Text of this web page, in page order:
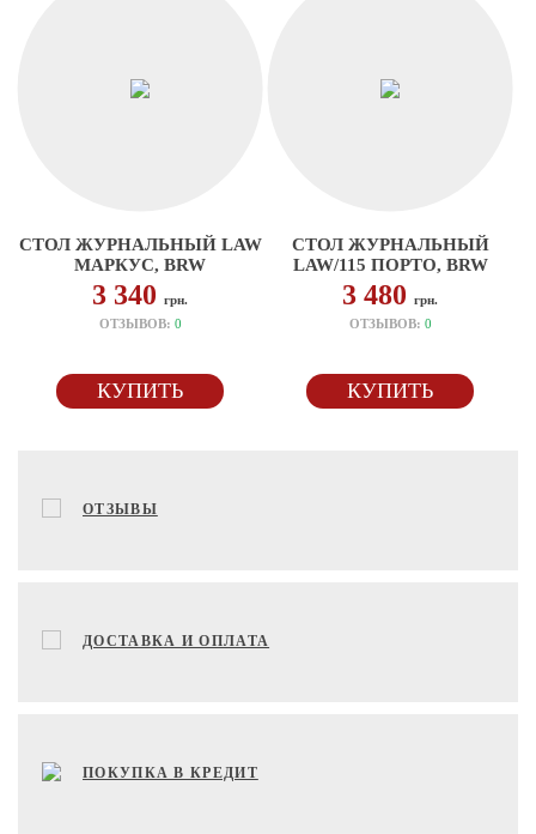
СТОЛ ЖУРНАЛЬНЫЙ LAW
МАРКУС, BRW
3 340грн.
ОТЗЫВОВ: 0
КУПИТЬ
СТОЛ ЖУРНАЛЬНЫЙ
LAW/115 ПОРТО, BRW
3 480грн.
ОТЗЫВОВ: 0
КУПИТЬ
ОТЗЫВЫ
ДОСТАВКА И ОПЛАТА
ПОКУПКА В КРЕДИТ